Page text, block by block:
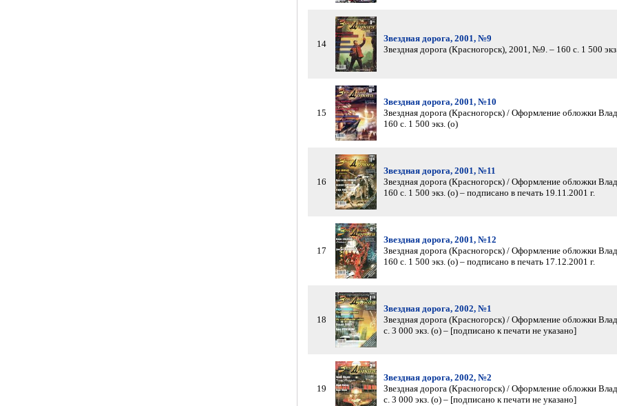
14
Звездная дорога, 2001, №9
Звездная дорога (Красногорск), 2001, №9. – 160 с. 1 500
15
Звездная дорога, 2001, №10
Звездная дорога (Красногорск) / Оформление обложки
160 с. 1 500 экз. (о)
16
Звездная дорога, 2001, №11
Звездная дорога (Красногорск) / Оформление обложки
160 с. 1 500 экз. (о) – подписано в печать 19.11.2001 г.
17
Звездная дорога, 2001, №12
Звездная дорога (Красногорск) / Оформление обложки
160 с. 1 500 экз. (о) – подписано в печать 17.12.2001 г.
18
Звездная дорога, 2002, №1
Звездная дорога (Красногорск) / Оформление обложки
с. 3 000 экз. (о) – [подписано к печати не указано]
19
Звездная дорога, 2002, №2
Звездная дорога (Красногорск) / Оформление обложки
с. 3 000 экз. (о) – [подписано к печати не указано]